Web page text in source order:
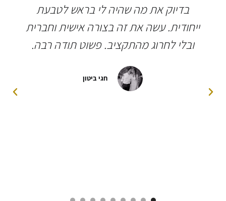
בדיוק את מה שהיה לי בראש לטבעת
ייחודית. עשה את זה בצורה אישית וחברית
ובלי לחרוג מהתקציב. פשוט תודה רבה.
חגי ביטון